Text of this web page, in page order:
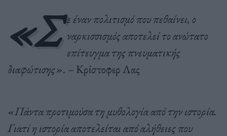
«Σ ε έναν πολιτισμό που πεθαίνει, ο
ναρκισσισμός αποτελεί το ανώτατο
επίτευγμα της πνευματικής
διαφώτισης». – Κρίστοφερ Λας
«Πάντα προτιμούσα τη μυθολογία από την ιστορία.
Γιατί η ιστορία αποτελείται από αλήθειες που